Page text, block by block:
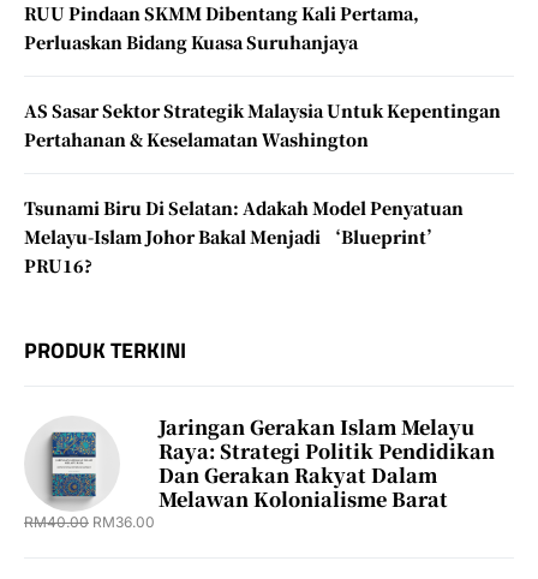
RUU Pindaan SKMM Dibentang Kali Pertama,
Perluaskan Bidang Kuasa Suruhanjaya
AS Sasar Sektor Strategik Malaysia Untuk Kepentingan
Pertahanan & Keselamatan Washington
Tsunami Biru Di Selatan: Adakah Model Penyatuan
Melayu-Islam Johor Bakal Menjadi ‘Blueprint’
PRU16?
PRODUK TERKINI
Jaringan Gerakan Islam Melayu
Raya: Strategi Politik Pendidikan
Dan Gerakan Rakyat Dalam
Melawan Kolonialisme Barat
RM40.00 RM36.00